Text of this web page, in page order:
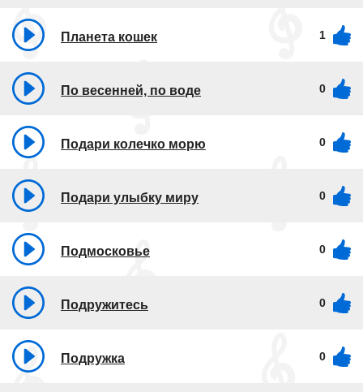
Планета кошек 1
По весенней, по воде 0
Подари колечко морю 0
Подари улыбку миру 0
Подмосковье 0
Подружитесь 0
Подружка 0